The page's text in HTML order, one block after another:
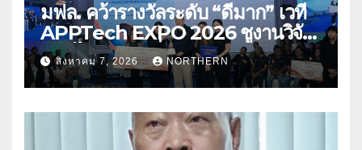
มฟล. คว้ารางวัลระดับ “ดีมาก” เวที
APPTech EXPO 2026 ชูงานวิจัย
สมุนไพร ขับเคลื่อนนวัตกรรมสู่เชิง
พาณิชย์
สิงหาคม 7, 2026 NORTHERN